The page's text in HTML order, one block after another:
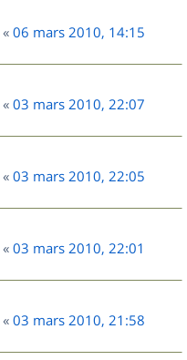
« 06 mars 2010, 14:15
« 03 mars 2010, 22:07
« 03 mars 2010, 22:05
« 03 mars 2010, 22:01
« 03 mars 2010, 21:58